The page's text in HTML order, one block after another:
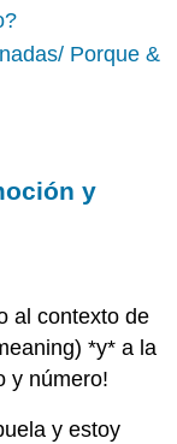
Porque &
y
al contexto de
*y* a la
y número!
y estoy